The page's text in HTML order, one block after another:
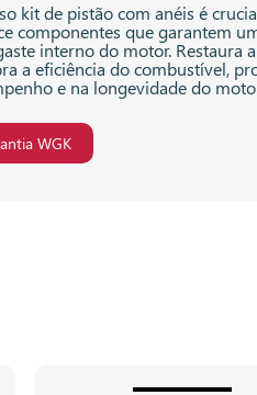
kit de pistão com anéis é
componentes que garantem
interno do motor. Restaura
a eficiência do combustível,
e na longevidade do
WGK